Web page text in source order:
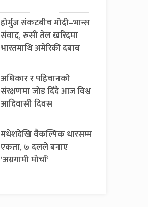
होर्मुज संकटबीच मोदी–भान्स
संवाद, रुसी तेल खरिदमा
भारतमाथि अमेरिकी दबाब
अधिकार र पहिचानको
संरक्षणमा जोड दिँदै आज विश्व
आदिवासी दिवस
मधेशदेखि वैकल्पिक धारसम्म
एकता, ७ दलले बनाए
‘अग्रगामी मोर्चा’